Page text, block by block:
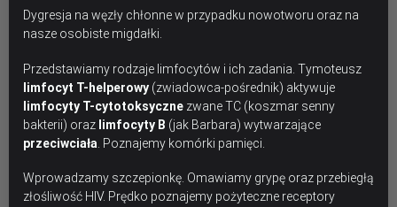
Dygresja na węzły chłonne w przypadku nowotworu oraz na
nasze osobiste migdałki.
Przedstawiamy rodzaje limfocytów i ich zadania. Tymoteusz
limfocyt T-helperowy (zwiadowca-pośrednik) aktywuje
limfocyty T-cytotoksyczne zwane TC (koszmar senny
bakterii) oraz limfocyty B (jak Barbara) wytwarzające
przeciwciała . Poznajemy komórki pamięci.
Wprowadzamy szczepionkę. Omawiamy grypę oraz przebiegłą
złośliwość HIV. Prędko poznajemy pożyteczne receptory